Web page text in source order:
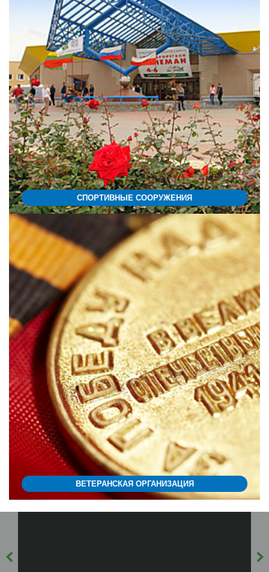
СПОРТИВНЫЕ СООРУЖЕНИЯ
ВЕТЕРАНСКАЯ ОРГАНИЗАЦИЯ